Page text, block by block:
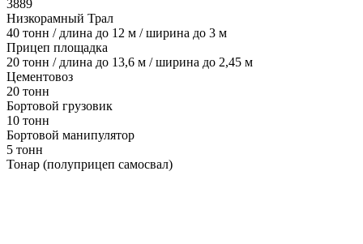
3889
Низкорамный Трал
40 тонн / длина до 12 м / ширина до 3 м
Прицеп площадка
20 тонн / длина до 13,6 м / ширина до 2,45 м
Цементовоз
20 тонн
Бортовой грузовик
10 тонн
Бортовой манипулятор
5 тонн
Тонар (полуприцеп самосвал)